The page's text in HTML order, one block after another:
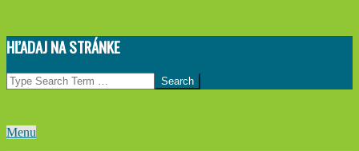
Skip
to
content
HĽADAJ NA STRÁNKE
Search
Primary
Menu